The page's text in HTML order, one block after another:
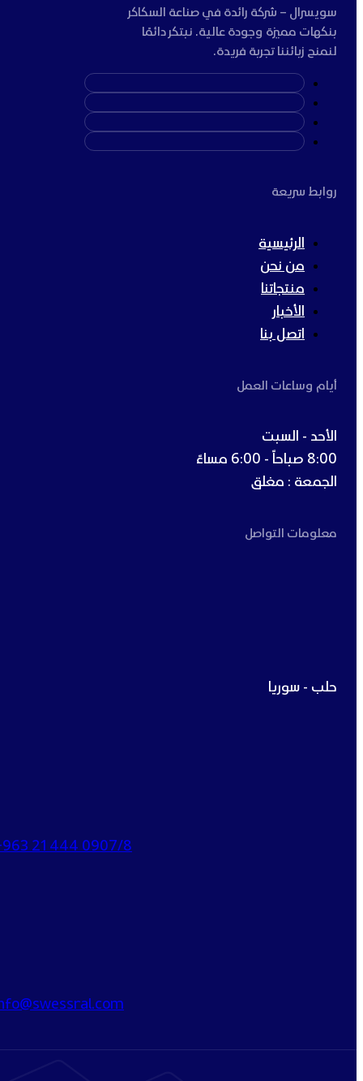
سويسرال – شركة رائدة في صناعة السكاكر
بنكهات مميزة وجودة عالية. نبتكر دائمًا
لنمنح زبائننا تجربة فريدة.
روابط سريعة
الرئيسية
من نحن
منتجاتنا
الأخبار
اتصل بنا
أيام وساعات العمل
الأحد - السبت
8:00 صباحاً - 6:00 مساءً
الجمعة : مغلق
معلومات التواصل
حلب - سوريا
+963 21 444 0907/8
info@swessral.com